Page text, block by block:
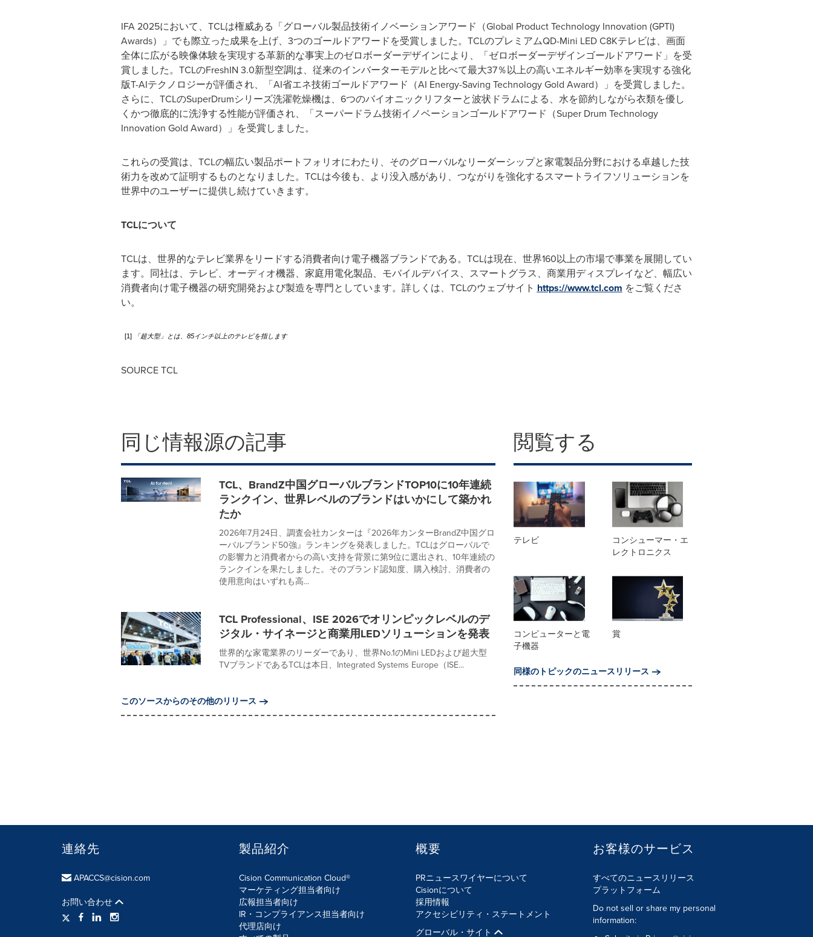
IFA 2025において、TCLは権威ある「グローバル製品技術イノベーションアワード（Global Product Technology Innovation (GPTI)
Awards）」でも際立った成果を上げ、3つのゴールドアワードを受賞しました。TCLのプレミアムQD-Mini LED C8Kテレビは、画面
全体に広がる映像体験を実現する革新的な事実上のゼロボーダーデザインにより、「ゼロボーダーデザインゴールドアワード」を受
賞しました。TCLのFreshIN 3.0新型空調は、従来のインバーターモデルと比べて最大37％以上の高いエネルギー効率を実現する強化
版T-AIテクノロジーが評価され、「AI省エネ技術ゴールドアワード（AI Energy-Saving Technology Gold Award）」を受賞しました。
さらに、TCLのSuperDrumシリーズ洗濯乾燥機は、6つのバイオニックリフターと波状ドラムによる、水を節約しながら衣類を優し
くかつ徹底的に洗浄する性能が評価され、「スーパードラム技術イノベーションゴールドアワード（Super Drum Technology
Innovation Gold Award）」を受賞しました。
これらの受賞は、TCLの幅広い製品ポートフォリオにわたり、そのグローバルなリーダーシップと家電製品分野における卓越した技
術力を改めて証明するものとなりました。TCLは今後も、より没入感があり、つながりを強化するスマートライフソリューションを
世界中のユーザーに提供し続けていきます。
TCLについて
TCLは、世界的なテレビ業界をリードする消費者向け電子機器ブランドである。TCLは現在、世界160以上の市場で事業を展開してい
ます。同社は、テレビ、オーディオ機器、家庭用電化製品、モバイルデバイス、スマートグラス、商業用ディスプレイなど、幅広い
消費者向け電子機器の研究開発および製造を専門としています。詳しくは、TCLのウェブサイト https://www.tcl.com をご覧くださ
い。
[1] 「超大型」とは、85インチ以上のテレビを指します
SOURCE TCL
同じ情報源の記事
TCL、BrandZ中国グローバルブランドTOP10に10年連続
ランクイン、世界レベルのブランドはいかにして築かれ
たか
2026年7月24日、調査会社カンターは『2026年カンターBrandZ中国グロ
ーバルブランド50強』ランキングを発表しました。TCLはグローバルで
の影響力と消費者からの高い支持を背景に第9位に選出され、10年連続の
ランクインを果たしました。そのブランド認知度、購入検討、消費者の
使用意向はいずれも高...
TCL Professional、ISE 2026でオリンピックレベルのデ
ジタル・サイネージと商業用LEDソリューションを発表
世界的な家電業界のリーダーであり、世界No.1のMini LEDおよび超大型
TVブランドであるTCLは本日、Integrated Systems Europe（ISE...
このソースからのその他のリリース
閲覧する
テレビ
コンシューマー・エ
レクトロニクス
コンピューターと電
子機器
賞
同様のトピックのニュースリリース
連絡先
APACCS@cision.com
お問い合わせ
製品紹介
Cision Communication Cloud®
マーケティング担当者向け
広報担当者向け
IR・コンプライアンス担当者向け
代理店向け
概要
PRニュースワイヤーについて
Cisionについて
採用情報
アクセシビリティ・ステートメント
グローバル・サイト
お客様のサービス
すべてのニュースリリース
プラットフォーム
Do not sell or share my personal
information: